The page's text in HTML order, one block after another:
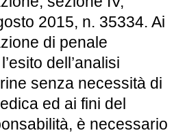
2015, n. 35334. Ai
di penale
dell’analisi
senza necessità di
ed ai fini del
è necessario